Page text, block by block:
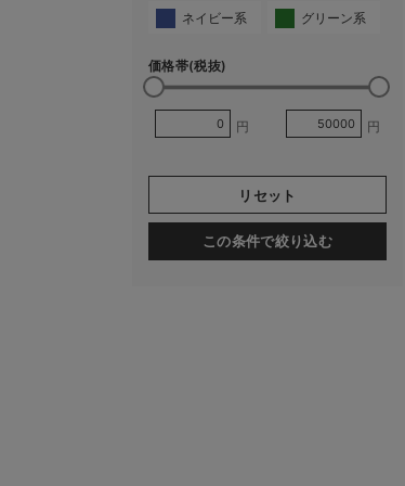
ネイビー系 グリーン系
価格帯(税抜)
円 円
リセット
この条件で絞り込む